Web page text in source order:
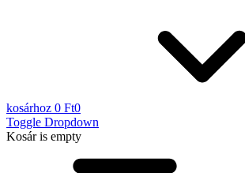
kosárhoz 0 Ft0
Toggle Dropdown
Kosáris empty